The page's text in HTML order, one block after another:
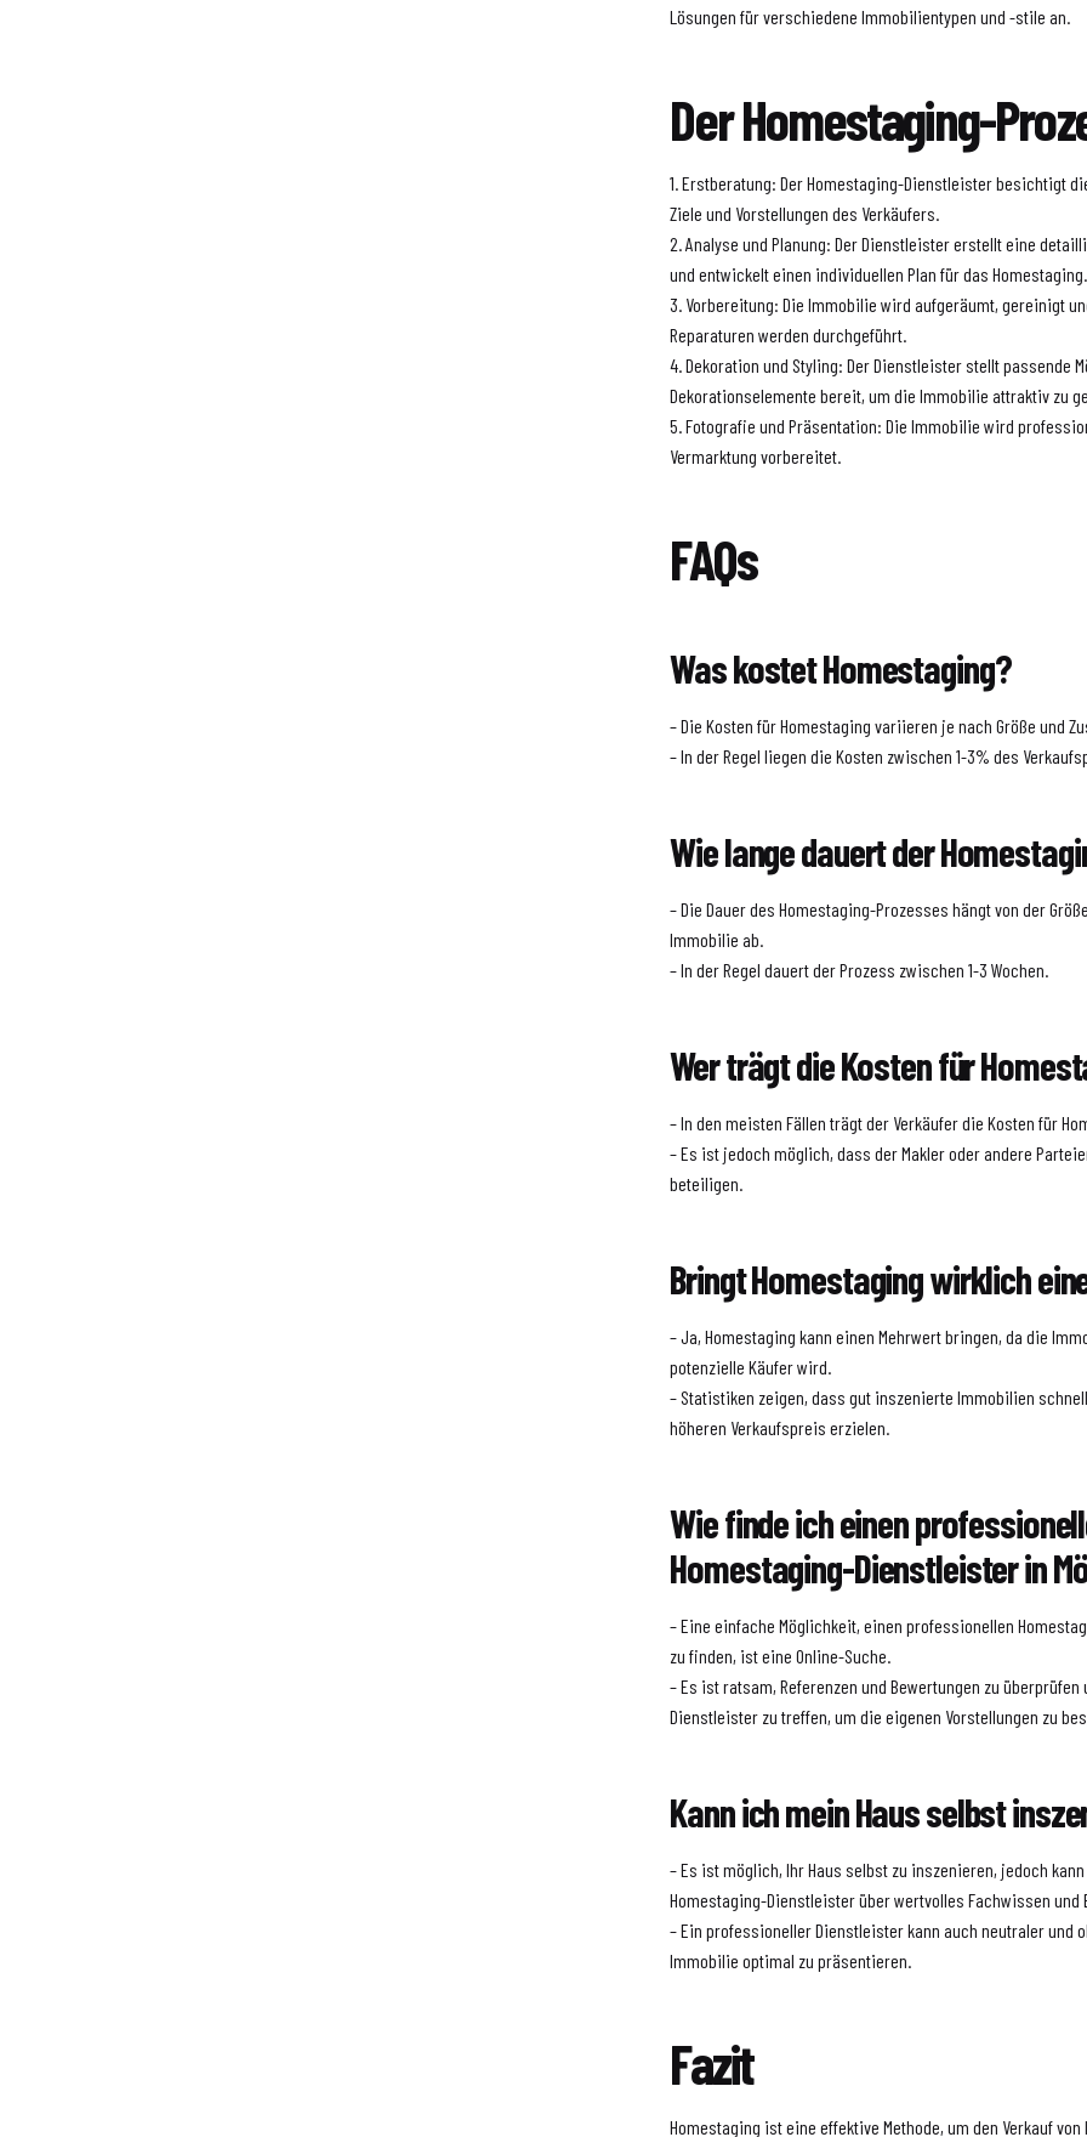
Lösungen für verschiedene Immobilientypen und -stile an.
Der Homestaging-
1. Erstberatung: Der Homestaging-Dienstleister besichtigt
Ziele und Vorstellungen des Verkäufers.
2. Analyse und Planung: Der Dienstleister erstellt eine
und entwickelt einen individuellen Plan für das Homestaging.
3. Vorbereitung: Die Immobilie wird aufgeräumt, gereinigt
Reparaturen werden durchgeführt.
4. Dekoration und Styling: Der Dienstleister stellt passende
Dekorationselemente bereit, um die Immobilie attraktiv zu
5. Fotografie und Präsentation: Die Immobilie wird
Vermarktung vorbereitet.
FAQs
Was kostet Homestaging?
– Die Kosten für Homestaging variieren je nach Größe und
– In der Regel liegen die Kosten zwischen 1-3% des
Wie lange dauert der
– Die Dauer des Homestaging-Prozesses hängt von der
Immobilie ab.
– In der Regel dauert der Prozess zwischen 1-3 Wochen.
Wer trägt die Kosten für
– In den meisten Fällen trägt der Verkäufer die Kosten für
– Es ist jedoch möglich, dass der Makler oder andere
beteiligen.
Bringt Homestaging wirklich
– Ja, Homestaging kann einen Mehrwert bringen, da die
potenzielle Käufer wird.
– Statistiken zeigen, dass gut inszenierte Immobilien
höheren Verkaufspreis erzielen.
Wie finde ich einen
Homestaging-Dienstleister in
– Eine einfache Möglichkeit, einen professionellen
zu finden, ist eine Online-Suche.
– Es ist ratsam, Referenzen und Bewertungen zu überprüfen
Dienstleister zu treffen, um die eigenen Vorstellungen zu
Kann ich mein Haus selbst
– Es ist möglich, Ihr Haus selbst zu inszenieren, jedoch kann
Homestaging-Dienstleister über wertvolles Fachwissen und
– Ein professioneller Dienstleister kann auch neutraler und
Immobilie optimal zu präsentieren.
Fazit
Homestaging ist eine effektive Methode, um den Verkauf von